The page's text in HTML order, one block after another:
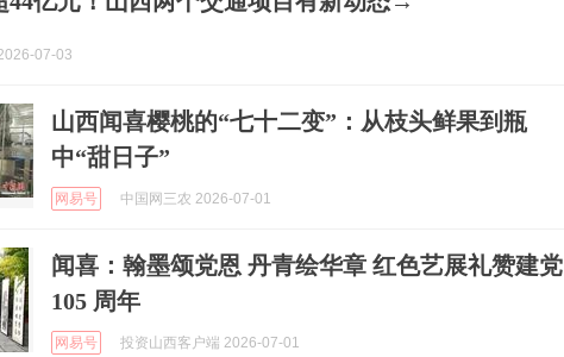
07-03
山西闻喜樱桃的“七十二变”：从枝头鲜果到瓶
中“甜日子”
网易号 中国网三农 2026-07-01
闻喜：翰墨颂党恩 丹青绘华章 红色艺展礼赞建党
105 周年
网易号 投资山西客户端 2026-07-01